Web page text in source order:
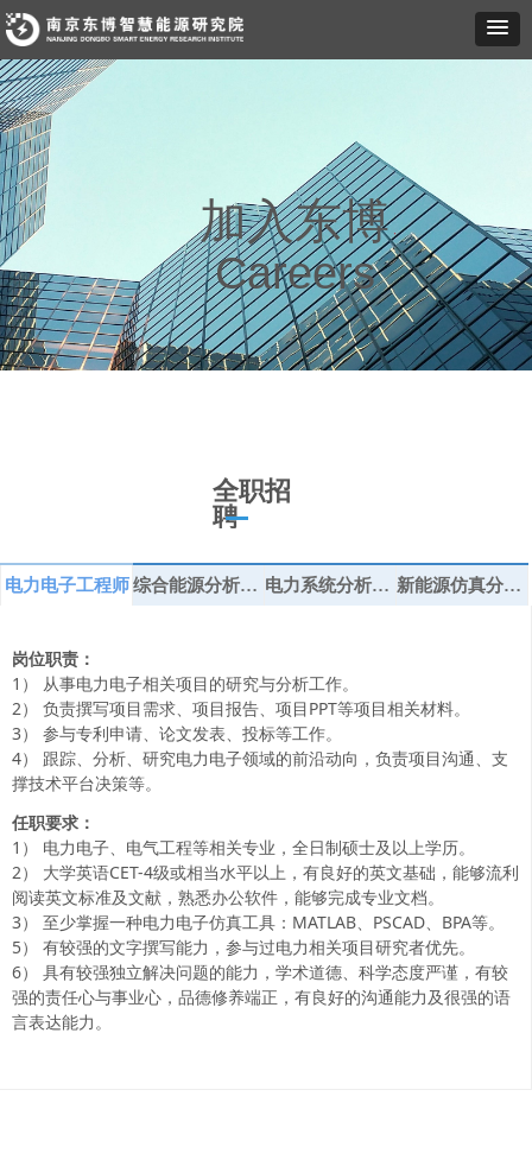
电力电子工程师 综合能源分析工程师 电力系统分析工程师 新能源仿真分析工程师
岗位职责：
1） 从事电力电子相关项目的研究与分析工作。
2） 负责撰写项目需求、项目报告、项目PPT等项目相关材料。
3） 参与专利申请、论文发表、投标等工作。
4） 跟踪、分析、研究电力电子领域的前沿动向，负责项目沟通、支
撑技术平台决策等。
任职要求：
1） 电力电子、电气工程等相关专业，全日制硕士及以上学历。
2） 大学英语CET-4级或相当水平以上，有良好的英文基础，能够流利
阅读英文标准及文献，熟悉办公软件，能够完成专业文档。
3） 至少掌握一种电力电子仿真工具：MATLAB、PSCAD、BPA等。
5） 有较强的文字撰写能力，参与过电力相关项目研究者优先。
6） 具有较强独立解决问题的能力，学术道德、科学态度严谨，有较
强的责任心与事业心，品德修养端正，有良好的沟通能力及很强的语
言表达能力。
全职招
聘
加入东博
Careers